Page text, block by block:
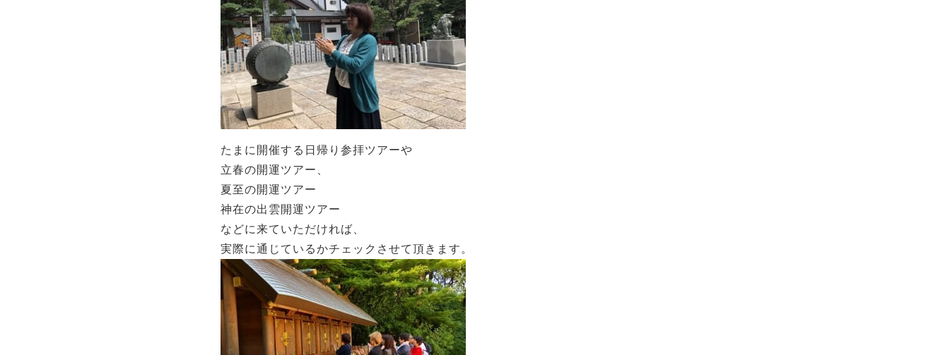
たまに開催する日帰り参拝ツアーや
立春の開運ツアー、
夏至の開運ツアー
神在の出雲開運ツアー
などに来ていただければ、
実際に通じているかチェックさせて頂きます。